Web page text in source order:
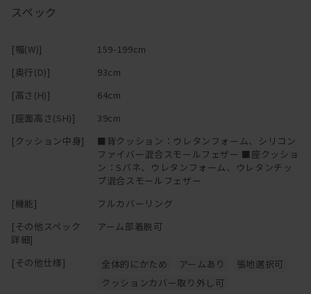
スペック
[幅(W)]
159-199cm
[奥行(D)]
93cm
[高さ(H)]
64cm
[座面高さ(SH)]
39cm
[クッション中身]
■背クッション：ウレタンフォーム、シリコン
ファイバー混合スモールフェザー ■座クッショ
ン：Sバネ、ウレタンフォーム、ウレタンチッ
プ混合スモールフェザー
[機能]
フルカバーリング
[その他スペック
詳細]
アーム部着脱可
[その他仕様] 全体的にかため アームあり
張地選択可
クッションカバー取り外し可